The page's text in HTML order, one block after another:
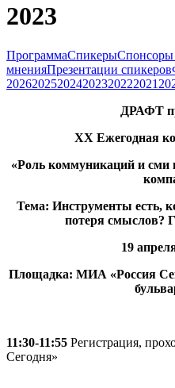
2023
ПрограммаСпикерыСпонсоры
мненияПрезентации спикеров
202620252024202320222021
ДРАФТ
ХХ Ежегодная
«Роль коммуникаций и сми
Тема: Инструменты есть,
потеря смыслов?
19
Площадка: МИА «Россия
11:30-11:55 Регистрация,
Сегодня»